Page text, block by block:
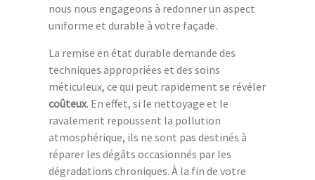
nous nous engageons à redonner un aspect
uniforme et durable à votre façade.
La remise en état durable demande des
techniques appropriées et des soins
méticuleux, ce qui peut rapidement se révéler
coûteux. En effet, si le nettoyage et le
ravalement repoussent la pollution
atmosphérique, ils ne sont pas destinés à
réparer les dégâts occasionnés par les
dégradations chroniques. À la fin de votre